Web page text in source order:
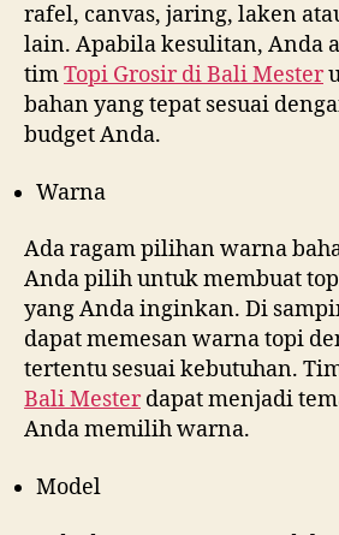
rafel, canvas, jaring, laken
lain. Apabila kesulitan, Anda
timTopi Grosir diBali Mester
bahan yang tepat sesuai
budget Anda.
Warna
Ada ragam pilihan warna
Anda pilih untuk membuat
yang Anda inginkan. Di
dapat memesan warna topi
tertentu sesuai kebutuhan.
Bali Mesterdapat menjadi
Anda memilih warna.
Model